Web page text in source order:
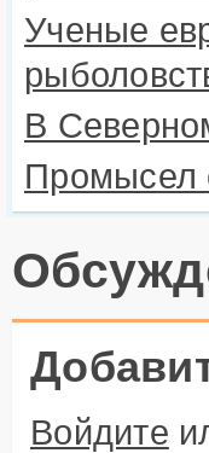
Ученые
В
Промысел
Войдите